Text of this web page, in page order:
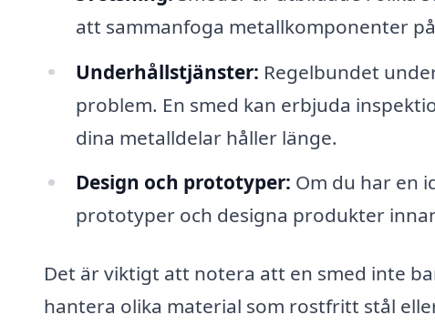
att sammanfoga metallkomponenter
Underhållstjänster: Regelbundet
problem. En smed kan erbjuda
dina metalldelar håller länge.
Design och prototyper: Om du har en
prototyper och designa produkter
Det är viktigt att notera att en smed inte
hantera olika material som rostfritt stål